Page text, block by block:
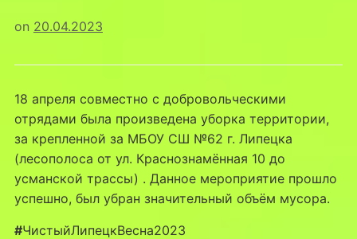
on 20.04.2023
18 апреля совместно с добровольческими
отрядами была произведена уборка территории,
за крепленной за МБОУ СШ №62 г. Липецка
(лесополоса от ул. Краснознамённая 10 до
усманской трассы) . Данное мероприятие прошло
успешно, был убран значительный объём мусора.
#ЧистыйЛипецкВесна2023